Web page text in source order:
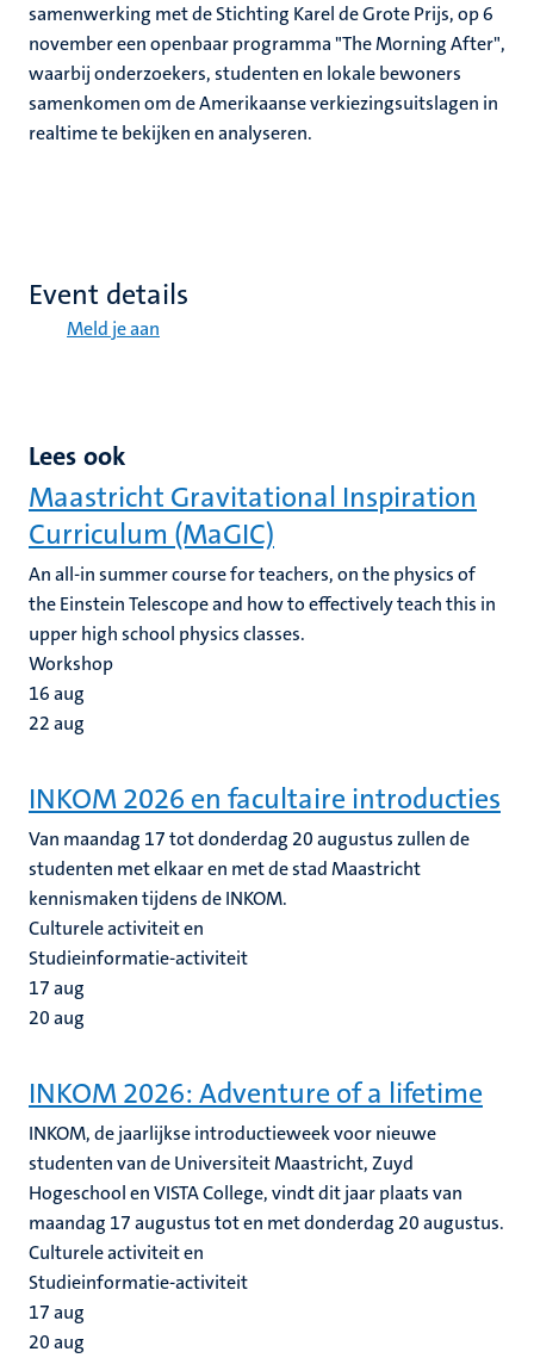
samenwerking met de Stichting Karel de Grote Prijs, op 6
november een openbaar programma "The Morning After",
waarbij onderzoekers, studenten en lokale bewoners
samenkomen om de Amerikaanse verkiezingsuitslagen in
realtime te bekijken en analyseren.
Event details
Meld je aan
Lees ook
Maastricht Gravitational Inspiration
Curriculum (MaGIC)
An all-in summer course for teachers, on the physics of
the Einstein Telescope and how to effectively teach this in
upper high school physics classes.
Workshop
16aug
22aug
INKOM 2026 en facultaire introducties
Van maandag 17 tot donderdag 20 augustus zullen de
studenten met elkaar en met de stad Maastricht
kennismaken tijdens de INKOM.
Culturele activiteit en
Studieinformatie-activiteit
17aug
20aug
INKOM 2026: Adventure of a lifetime
INKOM, de jaarlijkse introductieweek voor nieuwe
studenten van de Universiteit Maastricht, Zuyd
Hogeschool en VISTA College, vindt dit jaar plaats van
maandag 17 augustus tot en met donderdag 20 augustus.
Culturele activiteit en
Studieinformatie-activiteit
17aug
20aug